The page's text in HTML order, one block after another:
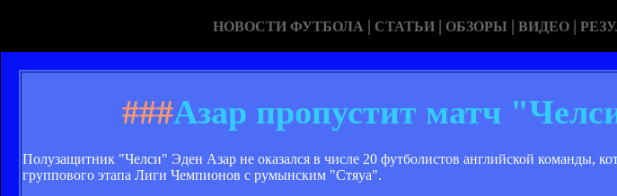
НОВОСТИ ФУТБОЛА | СТАТЬИ | ОБЗОРЫ | ВИДЕО |
###Азар пропустит матч
Полузащитник "Челси" Эден Азар не оказался в числе 20 футболистов английской команды,
группового этапа Лиги Чемпионов с румынским "Стяуа".